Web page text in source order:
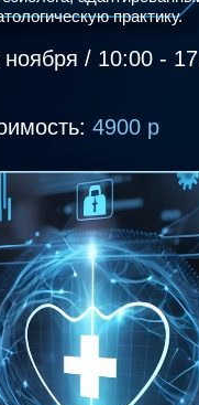
Но у вас будет алгоритм.»
протокол неотложной помощи
кресле, чтобы действовать
уверенно и по закону.
на вебинар